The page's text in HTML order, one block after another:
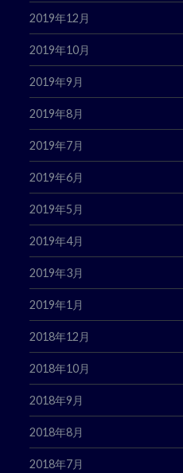
2019年12月
2019年10月
2019年9月
2019年8月
2019年7月
2019年6月
2019年5月
2019年4月
2019年3月
2019年1月
2018年12月
2018年10月
2018年9月
2018年8月
2018年7月